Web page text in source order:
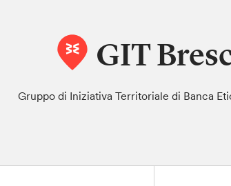
GIT
Gruppo di Iniziativa Territoriale di Banca